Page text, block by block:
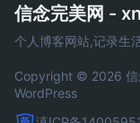
信念完美网 -
个人博客网站,记录生
Copyright © 2026
WordPress